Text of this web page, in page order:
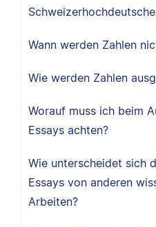
Wann werden Zahlen
Wie werden Zahlen
Worauf muss ich beim
Essays achten?
Wie unterscheidet sich
Essays von anderen
Arbeiten?